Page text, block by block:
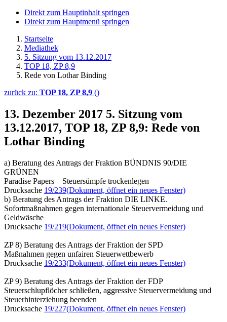
Direkt zum Hauptinhalt springen
Direkt zum Hauptmenü springen
Startseite
Mediathek
5. Sitzung vom 13.12.2017
TOP 18, ZP 8,9
Rede von Lothar Binding
zurück zu: TOP 18, ZP 8,9 ()
13. Dezember 2017 5. Sitzung vom
13.12.2017, TOP 18, ZP 8,9: Rede von
Lothar Binding
a) Beratung des Antrags der Fraktion BÜNDNIS 90/DIE
GRÜNEN
Paradise Papers – Steuersümpfe trockenlegen
Drucksache 19/239(Dokument, öffnet ein neues Fenster)
b) Beratung des Antrags der Fraktion DIE LINKE.
Sofortmaßnahmen gegen internationale Steuervermeidung und
Geldwäsche
Drucksache 19/219(Dokument, öffnet ein neues Fenster)
ZP 8) Beratung des Antrags der Fraktion der SPD
Maßnahmen gegen unfairen Steuerwettbewerb
Drucksache 19/233(Dokument, öffnet ein neues Fenster)
ZP 9) Beratung des Antrags der Fraktion der FDP
Steuerschlupflöcher schließen, aggressive Steuervermeidung und
Steuerhinterziehung beenden
Drucksache 19/227(Dokument, öffnet ein neues Fenster)